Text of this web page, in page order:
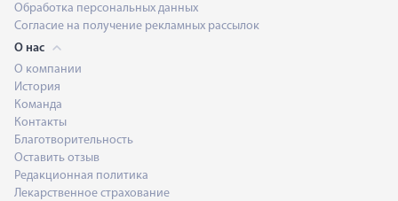
Обработка персональных данных
Согласие на получение рекламных рассылок
О нас
О компании
История
Команда
Контакты
Благотворительность
Оставить отзыв
Редакционная политика
Лекарственное страхование